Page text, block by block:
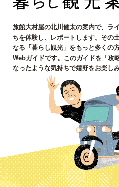
旅館大村屋の北川健太の案内で、ラ
ちを体験し、レポートします。その
なる「暮らし観光」をもっと多くの
Webガイドです。このガイドを「攻
なったような気持ちで嬉野をお楽しみ